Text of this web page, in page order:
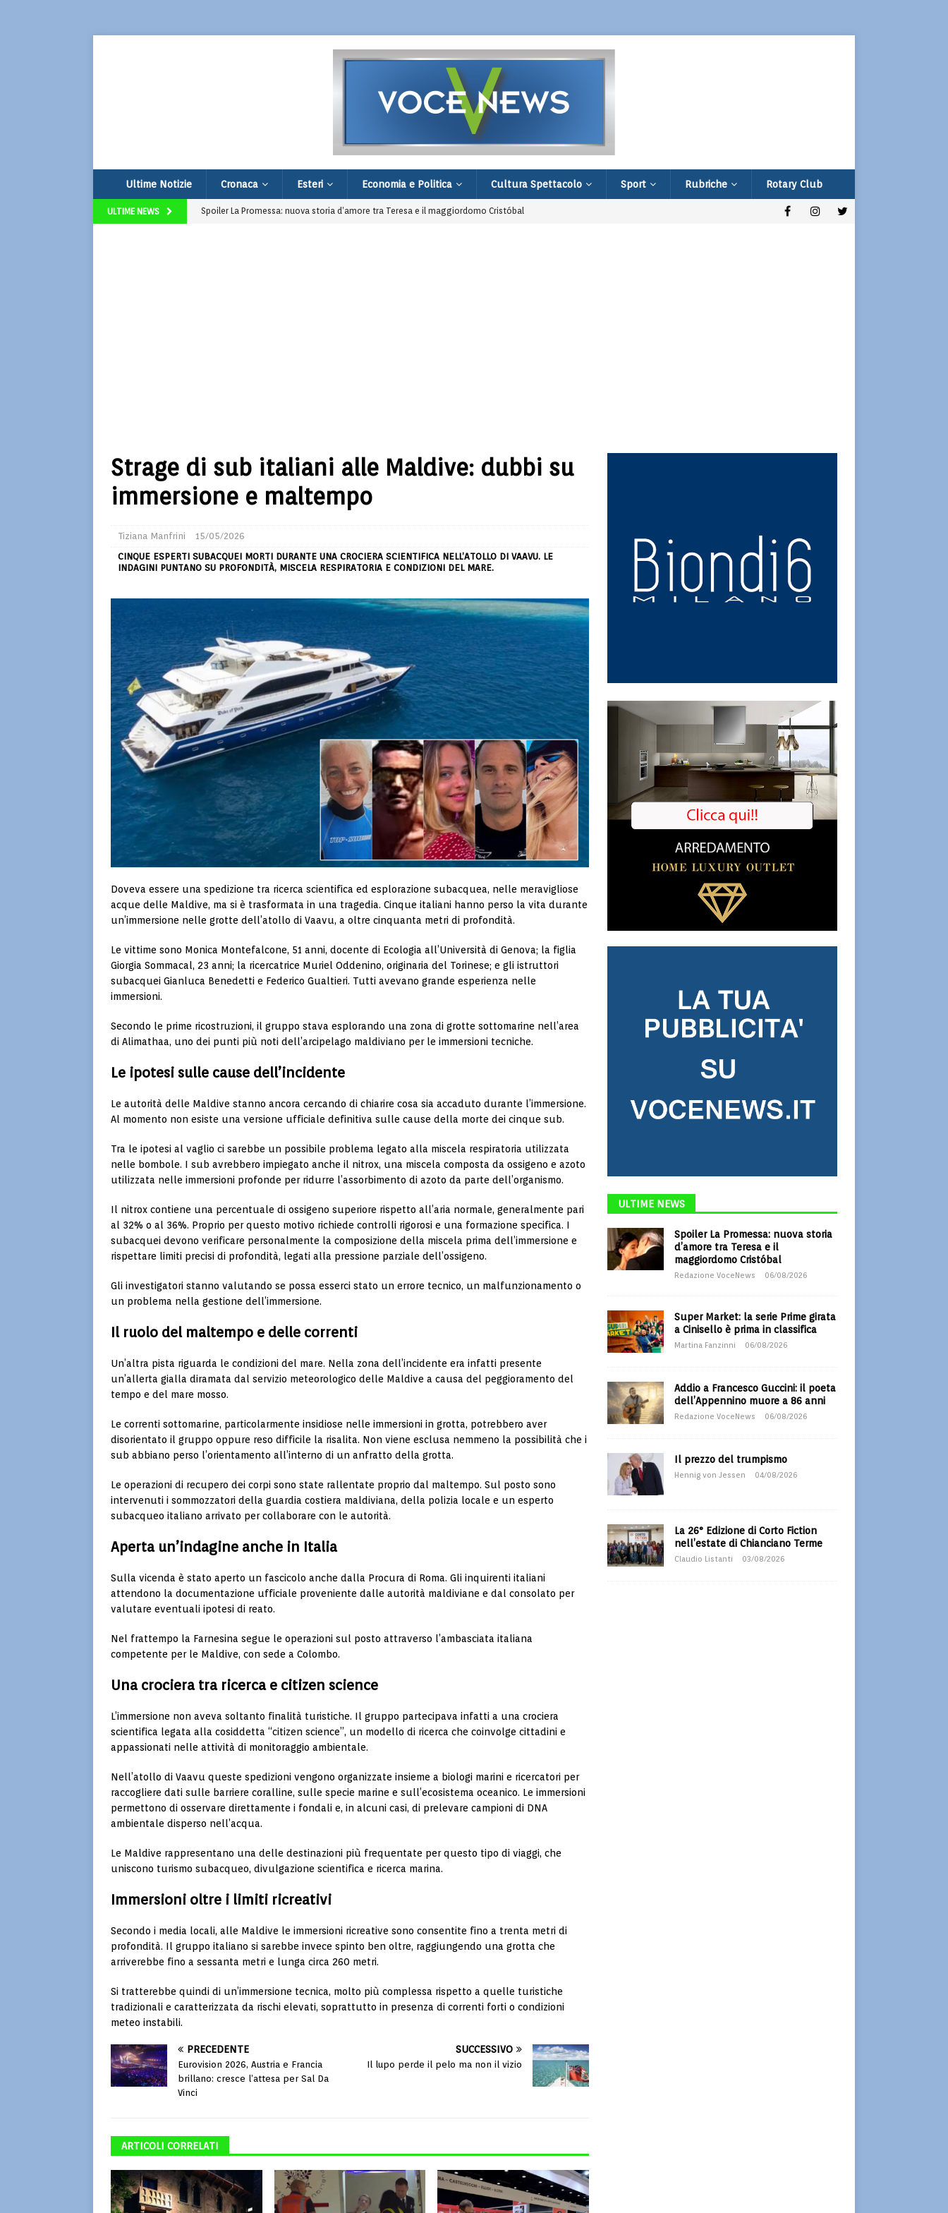
Ultime Notizie Cronaca Esteri Economia e Politica Cultura Spettacolo Sport Rubriche Rotary Club
ULTIME NEWS Spoiler La Promessa: nuova storia d’amore tra Teresa e il maggiordomo Cristóbal
Strage di sub italiani alle Maldive: dubbi su
immersione e maltempo
Tiziana Manfrini
15/05/2026
CINQUE ESPERTI SUBACQUEI MORTI DURANTE UNA CROCIERA SCIENTIFICA NELL’ATOLLO DI VAAVU. LE
INDAGINI PUNTANO SU PROFONDITÀ, MISCELA RESPIRATORIA E CONDIZIONI DEL MARE.
Doveva essere una spedizione tra ricerca scientifica ed esplorazione subacquea, nelle meravigliose
acque delle Maldive, ma si è trasformata in una tragedia. Cinque italiani hanno perso la vita durante
un’immersione nelle grotte dell’atollo di Vaavu, a oltre cinquanta metri di profondità.
Le vittime sono Monica Montefalcone, 51 anni, docente di Ecologia all’Università di Genova; la figlia
Giorgia Sommacal, 23 anni; la ricercatrice Muriel Oddenino, originaria del Torinese; e gli istruttori
subacquei Gianluca Benedetti e Federico Gualtieri. Tutti avevano grande esperienza nelle
immersioni.
Secondo le prime ricostruzioni, il gruppo stava esplorando una zona di grotte sottomarine nell’area
di Alimathaa, uno dei punti più noti dell’arcipelago maldiviano per le immersioni tecniche.
Le ipotesi sulle cause dell’incidente
Le autorità delle Maldive stanno ancora cercando di chiarire cosa sia accaduto durante l’immersione.
Al momento non esiste una versione ufficiale definitiva sulle cause della morte dei cinque sub.
Tra le ipotesi al vaglio ci sarebbe un possibile problema legato alla miscela respiratoria utilizzata
nelle bombole. I sub avrebbero impiegato anche il nitrox, una miscela composta da ossigeno e azoto
utilizzata nelle immersioni profonde per ridurre l’assorbimento di azoto da parte dell’organismo.
Il nitrox contiene una percentuale di ossigeno superiore rispetto all’aria normale, generalmente pari
al 32% o al 36%. Proprio per questo motivo richiede controlli rigorosi e una formazione specifica. I
subacquei devono verificare personalmente la composizione della miscela prima dell’immersione e
rispettare limiti precisi di profondità, legati alla pressione parziale dell’ossigeno.
Gli investigatori stanno valutando se possa esserci stato un errore tecnico, un malfunzionamento o
un problema nella gestione dell’immersione.
Il ruolo del maltempo e delle correnti
Un’altra pista riguarda le condizioni del mare. Nella zona dell’incidente era infatti presente
un’allerta gialla diramata dal servizio meteorologico delle Maldive a causa del peggioramento del
tempo e del mare mosso.
Le correnti sottomarine, particolarmente insidiose nelle immersioni in grotta, potrebbero aver
disorientato il gruppo oppure reso difficile la risalita. Non viene esclusa nemmeno la possibilità che i
sub abbiano perso l’orientamento all’interno di un anfratto della grotta.
Le operazioni di recupero dei corpi sono state rallentate proprio dal maltempo. Sul posto sono
intervenuti i sommozzatori della guardia costiera maldiviana, della polizia locale e un esperto
subacqueo italiano arrivato per collaborare con le autorità.
Aperta un’indagine anche in Italia
Sulla vicenda è stato aperto un fascicolo anche dalla Procura di Roma. Gli inquirenti italiani
attendono la documentazione ufficiale proveniente dalle autorità maldiviane e dal consolato per
valutare eventuali ipotesi di reato.
Nel frattempo la Farnesina segue le operazioni sul posto attraverso l’ambasciata italiana
competente per le Maldive, con sede a Colombo.
Una crociera tra ricerca e citizen science
L’immersione non aveva soltanto finalità turistiche. Il gruppo partecipava infatti a una crociera
scientifica legata alla cosiddetta “citizen science”, un modello di ricerca che coinvolge cittadini e
appassionati nelle attività di monitoraggio ambientale.
Nell’atollo di Vaavu queste spedizioni vengono organizzate insieme a biologi marini e ricercatori per
raccogliere dati sulle barriere coralline, sulle specie marine e sull’ecosistema oceanico. Le immersioni
permettono di osservare direttamente i fondali e, in alcuni casi, di prelevare campioni di DNA
ambientale disperso nell’acqua.
Le Maldive rappresentano una delle destinazioni più frequentate per questo tipo di viaggi, che
uniscono turismo subacqueo, divulgazione scientifica e ricerca marina.
Immersioni oltre i limiti ricreativi
Secondo i media locali, alle Maldive le immersioni ricreative sono consentite fino a trenta metri di
profondità. Il gruppo italiano si sarebbe invece spinto ben oltre, raggiungendo una grotta che
arriverebbe fino a sessanta metri e lunga circa 260 metri.
Si tratterebbe quindi di un’immersione tecnica, molto più complessa rispetto a quelle turistiche
tradizionali e caratterizzata da rischi elevati, soprattutto in presenza di correnti forti o condizioni
meteo instabili.
PRECEDENTE
Eurovision 2026, Austria e Francia
brillano: cresce l’attesa per Sal Da
Vinci
SUCCESSIVO
Il lupo perde il pelo ma non il vizio
ARTICOLI CORRELATI
ULTIME NEWS
Spoiler La Promessa: nuova storia
d’amore tra Teresa e il
maggiordomo Cristóbal
Redazione VoceNews 06/08/2026
Super Market: la serie Prime girata
a Cinisello è prima in classifica
Martina Fanzinni 06/08/2026
Addio a Francesco Guccini: il poeta
dell’Appennino muore a 86 anni
Redazione VoceNews 06/08/2026
Il prezzo del trumpismo
Hennig von Jessen 04/08/2026
La 26° Edizione di Corto Fiction
nell’estate di Chianciano Terme
Claudio Listanti 03/08/2026